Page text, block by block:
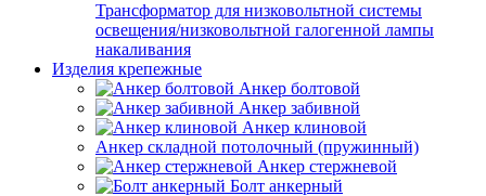
Трансформатор для низковольтной системы
освещения/низковольтной галогенной лампы
накаливания
Изделия крепежные
Анкер болтовой
Анкер забивной
Анкер клиновой
Анкер складной потолочный (пружинный)
Анкер стержневой
Болт анкерный